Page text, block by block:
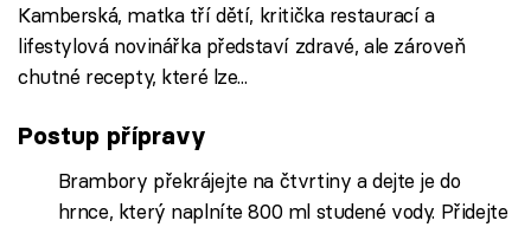
Kamberská, matka tří dětí, kritička restaurací a
lifestylová novinářka představí zdravé, ale zároveň
chutné recepty, které lze...
Postup přípravy
Brambory překrájejte na čtvrtiny a dejte je do
hrnce, který naplníte 800 ml studené vody. Přidejte